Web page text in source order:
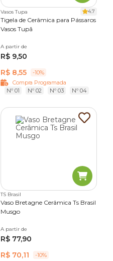
Vasos Tupa 4.7
Tigela de Cerâmica para Pássaros
Vasos Tupã
A partir de
R$ 9,50
R$ 8,55
-10%
Compra Programada
Nº 01
Nº 02 Nº 03 Nº 04
TS Brasil
Vaso Bretagne Cerâmica Ts Brasil
Musgo
A partir de
R$ 77,90
R$ 70,11
-10%